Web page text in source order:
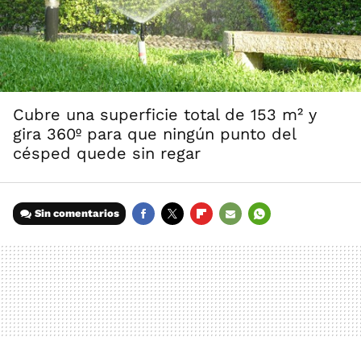
Cubre una superficie total de 153 m² y
gira 360º para que ningún punto del
césped quede sin regar
Sin comentarios
MAIL